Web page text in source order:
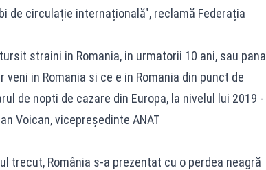
de circulație internațională", reclamă Federația
straini in Romania, in urmatorii 10 ani, sau pana
in Romania si ce e in Romania din punct de
de nopti de cazare din Europa, la nivelul lui 2019 -
Voican, vicepreședinte ANAT
trecut, România s-a prezentat cu o perdea neagră